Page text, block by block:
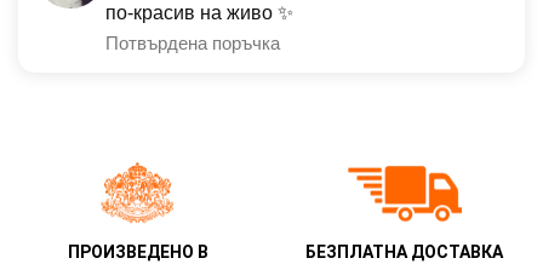
по-красив на живо ✨
Потвърдена поръчка
ПРОИЗВЕДЕНО В
БЕЗПЛАТНА ДОСТАВКА